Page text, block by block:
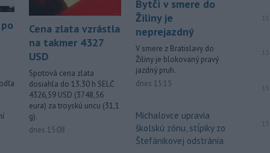
Cena zlata vzrástla
na takmer 4327
USD
Spotová cena zlata
dosiahla do 13.30 h SELČ
4326,59 USD (3748,56
eura) za troyskú uncu (31,1
g).
dnes 15:08
Bytči v smere do
Žiliny je
neprejazdný
V smere z Bratislavy do
Žiliny je blokovaný pravý
jazdný pruh.
dnes 15:15
Michalovce upravia
školskú zónu, stĺpiky zo
Štefánikovej odstránia